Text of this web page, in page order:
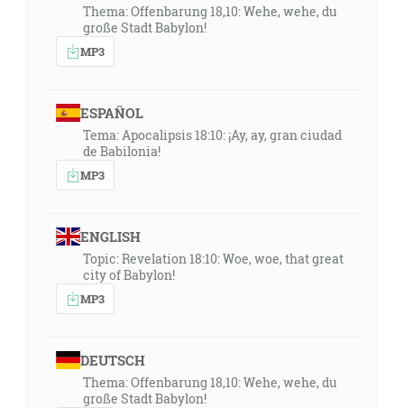
Thema: Offenbarung 18,10: Wehe, wehe, du
große Stadt Babylon!
MP3
ESPAÑOL
Tema: Apocalipsis 18:10: ¡Ay, ay, gran ciudad
de Babilonia!
MP3
ENGLISH
Topic: Revelation 18:10: Woe, woe, that great
city of Babylon!
MP3
DEUTSCH
Thema: Offenbarung 18,10: Wehe, wehe, du
große Stadt Babylon!